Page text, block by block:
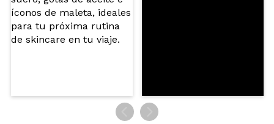
ENVIAR